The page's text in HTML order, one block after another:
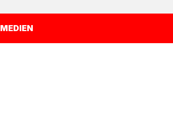
MEDIEN